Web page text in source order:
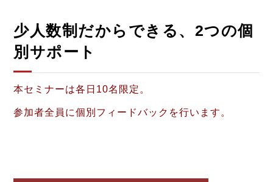
少人数制だからできる、2つの個
別サポート
本セミナーは各日10名限定。
参加者全員に個別フィードバックを行います。